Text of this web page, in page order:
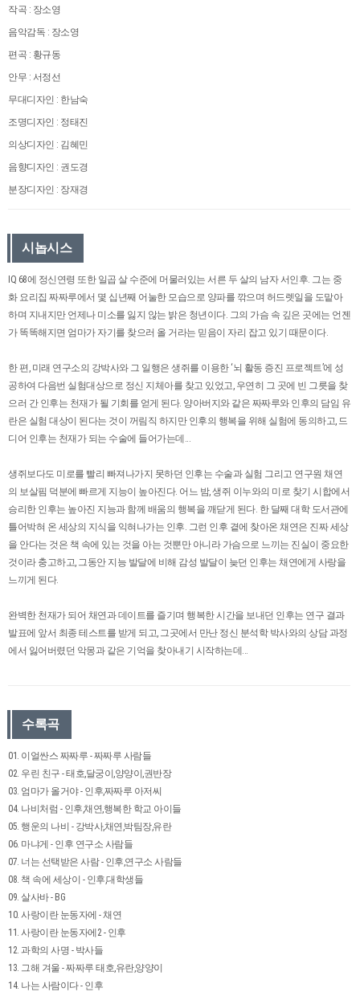
작곡 : 장소영
음악감독 : 장소영
편곡 : 황규동
안무 : 서정선
무대디자인 : 한남숙
조명디자인 : 정태진
의상디자인 : 김혜민
음향디자인 : 권도경
분장디자인 : 장재경
시놉시스
IQ 68에 정신연령 또한 일곱 살 수준에 머물러있는 서른 두 살의 남자 서인후. 그는 중
화 요리집 짜짜루에서 몇 십년째 어눌한 모습으로 양파를 깎으며 허드렛일을 도맡아
하며 지내지만 언제나 미소를 잃지 않는 밝은 청년이다. 그의 가슴 속 깊은 곳에는 언젠
가 똑똑해지면 엄마가 자기를 찾으러 올 거라는 믿음이 자리 잡고 있기 때문이다.
한 편, 미래 연구소의 강박사와 그 일행은 생쥐를 이용한 ‘뇌 활동 증진 프로젝트’에 성
공하여 다음번 실험대상으로 정신 지체아를 찾고 있었고, 우연히 그 곳에 빈 그릇을 찾
으러 간 인후는 천재가 될 기회를 얻게 된다. 양아버지와 같은 짜짜루와 인후의 담임 유
란은 실험 대상이 된다는 것이 꺼림직 하지만 인후의 행복을 위해 실험에 동의하고, 드
디어 인후는 천재가 되는 수술에 들어가는데...
생쥐보다도 미로를 빨리 빠져나가지 못하던 인후는 수술과 실험 그리고 연구원 채연
의 보살핌 덕분에 빠르게 지능이 높아진다. 어느 밤, 생쥐 이누와의 미로 찾기 시합에서
승리한 인후는 높아진 지능과 함께 배움의 행복을 깨닫게 된다. 한 달째 대학 도서관에
틀어박혀 온 세상의 지식을 익혀나가는 인후. 그런 인후 곁에 찾아온 채연은 진짜 세상
을 안다는 것은 책 속에 있는 것을 아는 것뿐만 아니라 가슴으로 느끼는 진실이 중요한
것이라 충고하고, 그동안 지능 발달에 비해 감성 발달이 늦던 인후는 채연에게 사랑을
느끼게 된다.
완벽한 천재가 되어 채연과 데이트를 즐기며 행복한 시간을 보내던 인후는 연구 결과
발표에 앞서 최종 테스트를 받게 되고, 그곳에서 만난 정신 분석학 박사와의 상담 과정
에서 잃어버렸던 악몽과 같은 기억을 찾아내기 시작하는데...
수록곡
01. 이얼싼스 짜짜루 - 짜짜루 사람들
02. 우린 친구 - 태호,달궁이,양양이,권반장
03. 엄마가 올거야 - 인후,짜짜루 아저씨
04. 나비처럼 - 인후,채연,행복한 학교 아이들
05. 행운의 나비 - 강박사,채연,박팀장,유란
06. 마냐게 - 인후 연구소 사람들
07. 너는 선택받은 사람 - 인후,연구소 사람들
08. 책 속에 세상이 - 인후,대학생들
09. 살사바 - BG
10. 사랑이란 눈동자에 - 채연
11. 사랑이란 눈동자에2 - 인후
12. 과학의 사명 - 박사들
13. 그해 겨울 - 짜짜루 태호,유란,양양이
14. 나는 사람이다 - 인후